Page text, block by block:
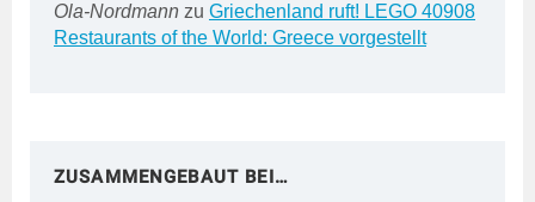
Ola-Nordmann zu Griechenland ruft! LEGO 40908
Restaurants of the World: Greece vorgestellt
ZUSAMMENGEBAUT BEI…